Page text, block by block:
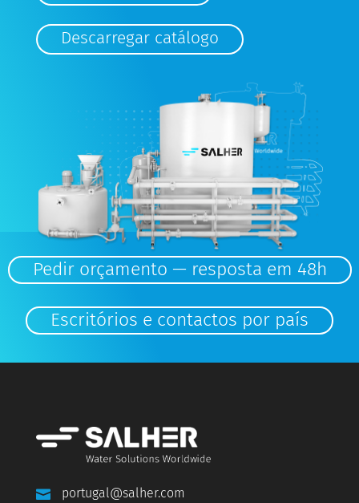
Descarregar catálogo
Pedir orçamento — resposta em 48h
Escritórios e contactos por país
 portugal@salher.com